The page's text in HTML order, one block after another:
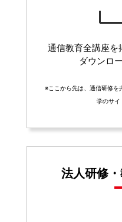
通信教育全講座
ダウンロ
※ここから先は、通信研修を
学のサイ
法人研修